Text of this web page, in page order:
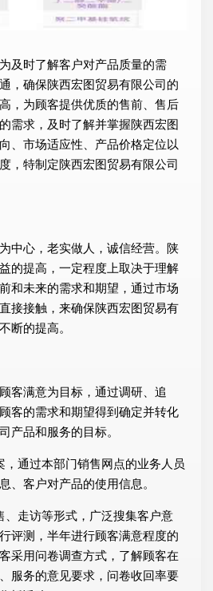
及时了解客户对产品质量的需
，确保陕西宏图贸易有限公司的
，为顾客提供优质的售前、售后
需求，及时了解并掌握陕西宏图
、市场适应性、产品价格定位以
，特制定陕西宏图贸易有限公司
中心，老实做人，诚信经营。陕
的提高，一定程度上取决于理解
和未来的需求和期望，通过市场
接接触，来确保陕西宏图贸易有
断的提高。
客满意为目标，通过调研、追
客的需求和期望得到确定并转化
产品和服务的目标。
，通过本部门销售网点的业务人员
、客户对产品的使用信息。
、走访等形式，广泛搜集客户意
评测，半年进行顾客满意程度的
采用问卷调查方式，了解顾客在
服务的意见要求，问卷收回率要